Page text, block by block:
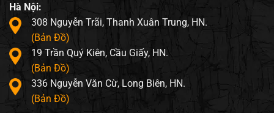
Hà Nội:
308 Nguyễn Trãi, Thanh Xuân Trung, HN.
(Bản Đồ)
19 Trần Quý Kiên, Cầu Giấy, HN.
(Bản Đồ)
336 Nguyễn Văn Cừ, Long Biên, HN.
(Bản Đồ)